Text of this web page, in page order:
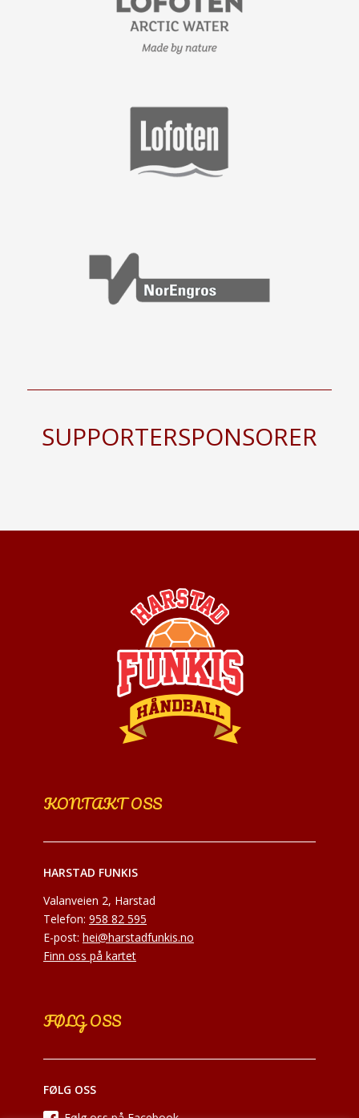
SUPPORTERSPONSORER
KONTAKT OSS
HARSTAD FUNKIS
Valanveien 2, Harstad
Telefon: 958 82 595
E-post: hei@harstadfunkis.no
Finn oss på kartet
FØLG OSS
FØLG OSS